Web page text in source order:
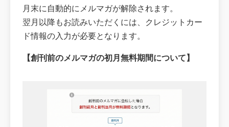
月末に自動的にメルマガが解除されます。
翌月以降もお読みいただくには、クレジットカー
ド情報の入力が必要となります。
【創刊前のメルマガの初月無料期間について】